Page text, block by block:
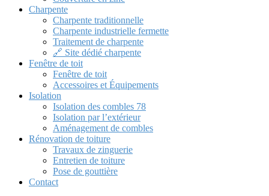
Charpente
Charpente traditionnelle
Charpente industrielle fermette
Traitement de charpente
🔗 Site dédié charpente
Fenêtre de toit
Fenêtre de toit
Accessoires et Équipements
Isolation
Isolation des combles 78
Isolation par l’extérieur
Aménagement de combles
Rénovation de toiture
Travaux de zinguerie
Entretien de toiture
Pose de gouttière
Contact